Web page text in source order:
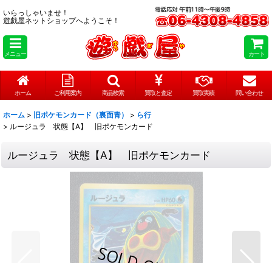
いらっしゃいませ！
遊戯屋ネットショップへようこそ！
メニュー カート
ホーム ご利用案内 商品検索 買取と査定 買取実績 問い合わせ
ホーム > 旧ポケモンカード（裏面青） > ら行
> ルージュラ 状態【A】 旧ポケモンカード
ルージュラ 状態【A】 旧ポケモンカード